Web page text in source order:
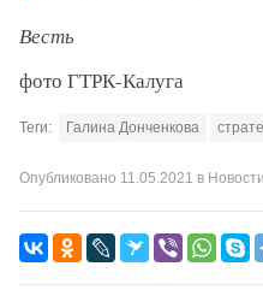
Весть
фото ГТРК-Калуга
Теги: Галина Донченкова
Опубликовано 11.05.2021 в Новости